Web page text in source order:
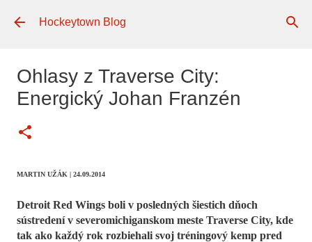
Preskočiť na hlavný obsah
Hockeytown Blog
Ohlasy z Traverse City:
Energický Johan Franzén
MARTIN UŽÁK | 24.09.2014
Detroit Red Wings boli v posledných šiestich dňoch
sústredení v severomichiganskom meste Traverse City, kde
tak ako každý rok rozbiehali svoj tréningový kemp pred